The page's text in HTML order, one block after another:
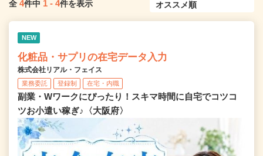
全 4件中 1 - 4件を表示
NEW
化粧品・サプリの在宅データ入力
株式会社リアル・フェイス
業務委託 登録制 在宅・内職
副業・Wワークにぴったり！スキマ時間に自宅でコツコ
ツお小遣い稼ぎ♪〈大阪府〉